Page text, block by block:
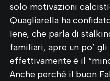
solo motivazioni
Quagliarella ha
Iene, che parla di
familiari, apre un po’
effettivamente è il
Anche perché il buon